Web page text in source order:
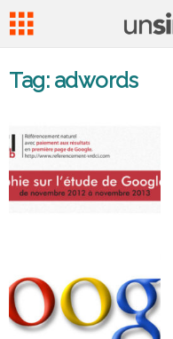
Tag: adwords